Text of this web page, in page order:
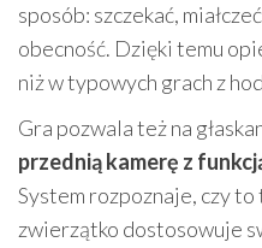
sposób: szczekać,
obecność. Dzięki temu
niż w typowych grach z
Gra pozwala też na
przednią kamerę z
System rozpoznaje, czy to
zwierzątko dostosowuje